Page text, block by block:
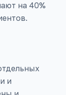
на 40%
и